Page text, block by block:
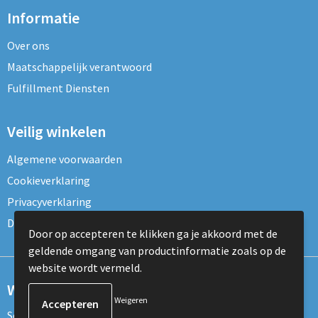
Sporttassen
Tablettassen
Toilettassen
Trolleys
Waterbestendige tassen
Reistassensets
Informatie
Over ons
Maatschappelijk verantwoord
Fulfillment Diensten
Veilig winkelen
Algemene voorwaarden
Cookieverklaring
Privacyverklaring
Disclaimer
Wil je onze nieuwsbrief ontvangen?
Door op accepteren te klikken ga je akkoord met de
geldende omgang van productinformatie zoals op de
website wordt vermeld.
Weigeren